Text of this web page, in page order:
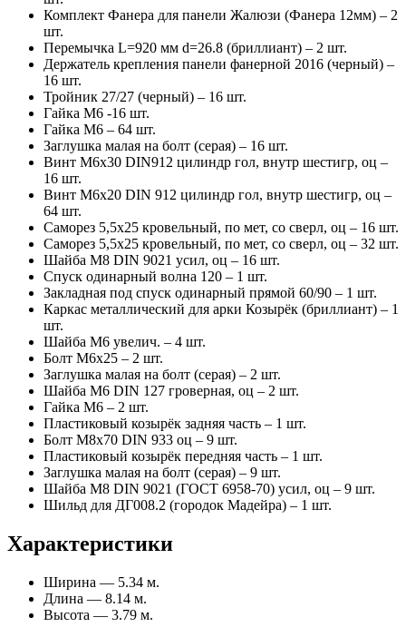
Комплект Фанера для панели Жалюзи (Фанера 12мм) – 2
шт.
Перемычка L=920 мм d=26.8 (бриллиант) – 2 шт.
Держатель крепления панели фанерной 2016 (черный) –
16 шт.
Тройник 27/27 (черный) – 16 шт.
Гайка М6 -16 шт.
Гайка М6 – 64 шт.
Заглушка малая на болт (серая) – 16 шт.
Винт М6х30 DIN912 цилиндр гол, внутр шестигр, оц –
16 шт.
Винт М6х20 DIN 912 цилиндр гол, внутр шестигр, оц –
64 шт.
Саморез 5,5х25 кровельный, по мет, со сверл, оц – 16 шт.
Саморез 5,5х25 кровельный, по мет, со сверл, оц – 32 шт.
Шайба М8 DIN 9021 усил, оц – 16 шт.
Спуск одинарный волна 120 – 1 шт.
Закладная под спуск одинарный прямой 60/90 – 1 шт.
Каркас металлический для арки Козырёк (бриллиант) – 1
шт.
Шайба М6 увелич. – 4 шт.
Болт М6х25 – 2 шт.
Заглушка малая на болт (серая) – 2 шт.
Шайба М6 DIN 127 гроверная, оц – 2 шт.
Гайка М6 – 2 шт.
Пластиковый козырёк задняя часть – 1 шт.
Болт М8х70 DIN 933 оц – 9 шт.
Пластиковый козырёк передняя часть – 1 шт.
Заглушка малая на болт (серая) – 9 шт.
Шайба М8 DIN 9021 (ГОСТ 6958-70) усил, оц – 9 шт.
Шильд для ДГ008.2 (городок Мадейра) – 1 шт.
Характеристики
Ширина — 5.34 м.
Длина — 8.14 м.
Высота — 3.79 м.